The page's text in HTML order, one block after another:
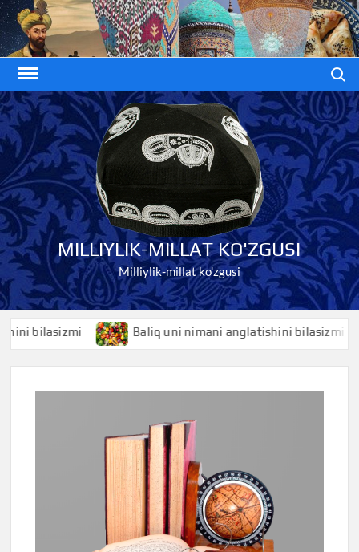
Skip
to
content
MILLIYLIK-MILLAT KO'ZGUSI
Milliylik-millat ko'zgusi
Baliq uni nimani anglatishini bilasizmi